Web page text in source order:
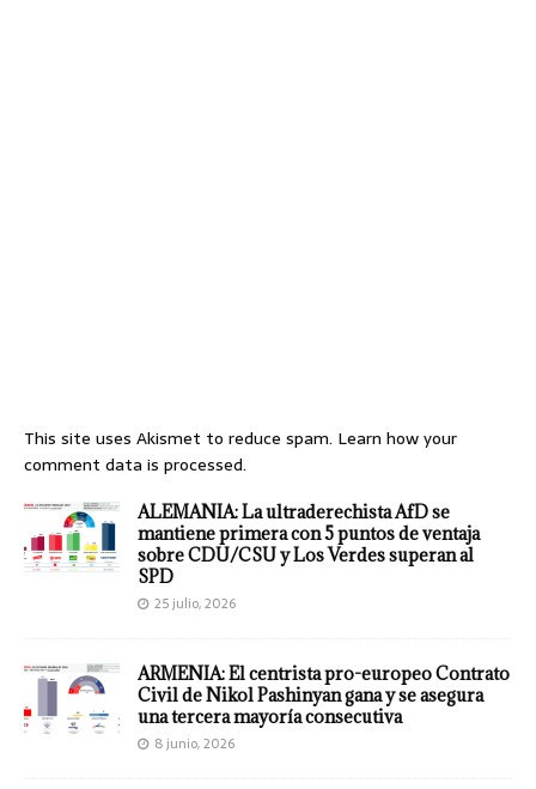
This site uses Akismet to reduce spam. Learn how your
comment data is processed.
ALEMANIA: La ultraderechista AfD se
mantiene primera con 5 puntos de ventaja
sobre CDU/CSU y Los Verdes superan al
SPD
25 julio, 2026
ARMENIA: El centrista pro-europeo Contrato
Civil de Nikol Pashinyan gana y se asegura
una tercera mayoría consecutiva
8 junio, 2026